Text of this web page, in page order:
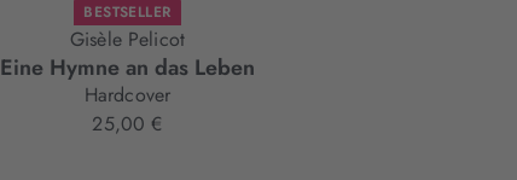
BESTSELLER
Gisèle Pelicot
Eine Hymne an das Leben
Hardcover
25,00 €